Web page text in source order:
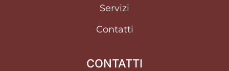
Servizi
Contatti
CONTATTI